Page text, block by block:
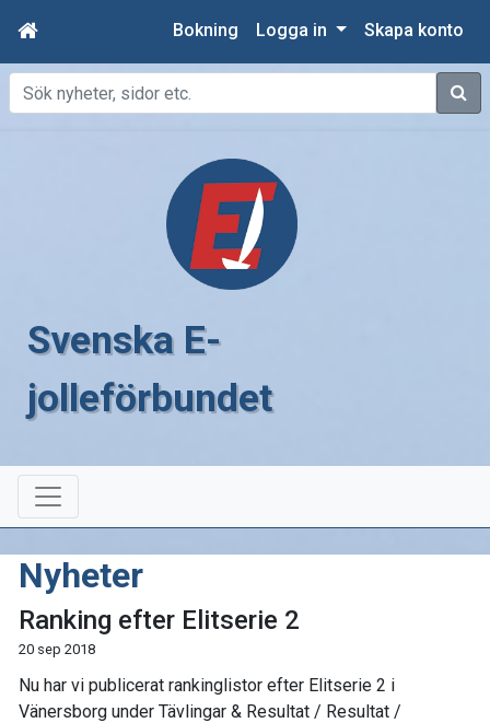
Bokning Logga in Skapa konto
Sök
Svenska E-
jolleförbundet
Nyheter
Ranking efter Elitserie 2
20 sep 2018
Nu har vi publicerat rankinglistor efter Elitserie 2 i
Vänersborg under Tävlingar & Resultat / Resultat /